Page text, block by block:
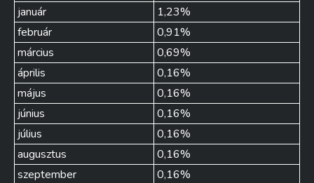
január
1,23%
február
0,91%
március
0,69%
április
0,16%
május
0,16%
június
0,16%
július
0,16%
augusztus
0,16%
szeptember
0,16%